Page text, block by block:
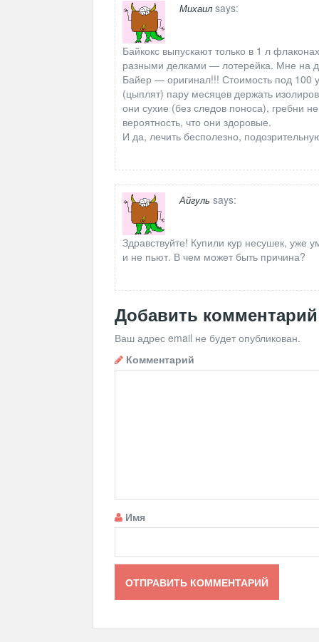
Михаил says:
Байкокс выпускают только в 1 л
разными делками — лотерейка. Мне на
Байер — оригинал!!! Стоимость под 100
(цыплят) пару месяцев держать
они сухие (без следов поноса), гребни
вероятность, что они здоровые.
И да, лечить бесполезно,
Айгуль says:
Здравствуйте! Купили кур несушек, уже
и не пьют. В чем может быть причина?
Добавить комментарий
Ваш адрес email не будет опубликован.
Комментарий
Имя